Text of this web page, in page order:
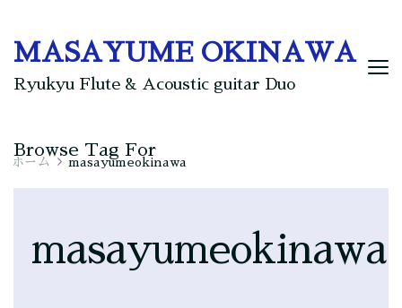
MASAYUME OKINAWA
Ryukyu Flute & Acoustic guitar Duo
ホーム masayumeokinawa
Browse Tag For
masayumeokinawa